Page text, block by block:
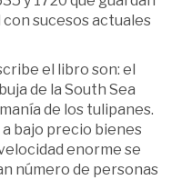
sucesos actuales
el libro son: el
de la South Sea
de los tulipanes.
bajo precio bienes
enorme se
número de personas